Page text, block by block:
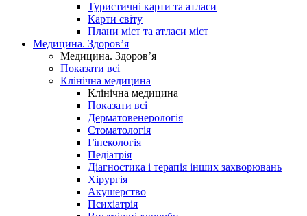
Туристичні карти та атласи
Карти світу
Плани міст та атласи міст
Медицина. Здоров’я
Медицина. Здоров’я
Показати всі
Клінічна медицина
Клінічна медицина
Показати всі
Дерматовенерологія
Стоматологія
Гінекологія
Педіатрія
Діагностика і терапія інших захворювань
Хірургія
Акушерство
Психіатрія